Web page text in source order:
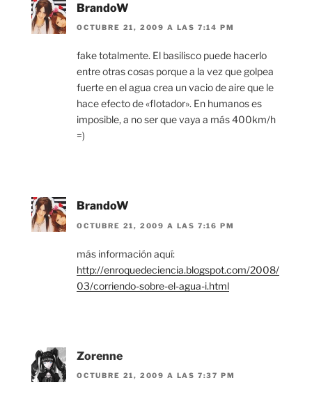
BrandoW
OCTUBRE 21, 2009 A LAS 7:14 PM
fake totalmente. El basilisco puede hacerlo
entre otras cosas porque a la vez que golpea
fuerte en el agua crea un vacio de aire que le
hace efecto de «flotador». En humanos es
imposible, a no ser que vaya a más 400km/h
=)
BrandoW
OCTUBRE 21, 2009 A LAS 7:16 PM
más información aquí:
http://enroquedeciencia.blogspot.com/2008/
03/corriendo-sobre-el-agua-i.html
Zorenne
OCTUBRE 21, 2009 A LAS 7:37 PM